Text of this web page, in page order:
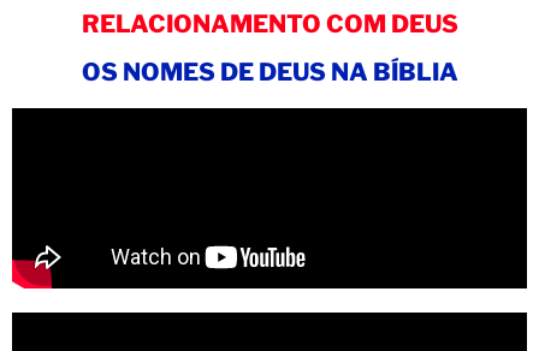
RELACIONAMENTO COM DEUS
OS NOMES DE DEUS NA BÍBLIA